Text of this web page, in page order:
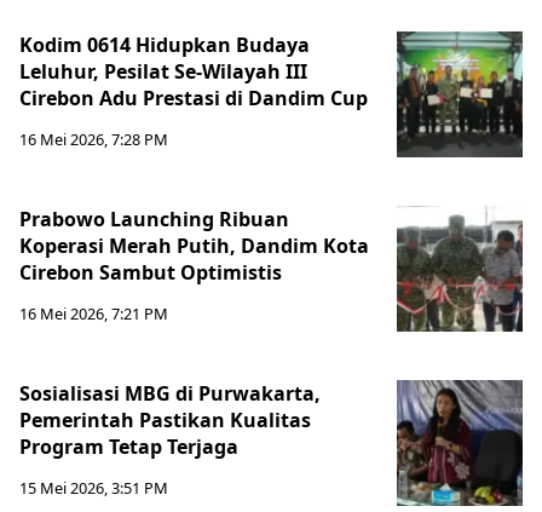
Kodim 0614 Hidupkan Budaya
Leluhur, Pesilat Se-Wilayah III
Cirebon Adu Prestasi di Dandim Cup
16 Mei 2026, 7:28 PM
Prabowo Launching Ribuan
Koperasi Merah Putih, Dandim Kota
Cirebon Sambut Optimistis
16 Mei 2026, 7:21 PM
Sosialisasi MBG di Purwakarta,
Pemerintah Pastikan Kualitas
Program Tetap Terjaga
15 Mei 2026, 3:51 PM